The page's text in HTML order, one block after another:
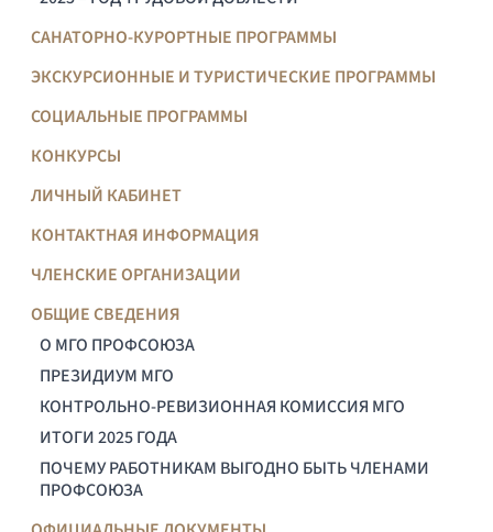
САНАТОРНО-КУРОРТНЫЕ ПРОГРАММЫ
ЭКСКУРСИОННЫЕ И ТУРИСТИЧЕСКИЕ ПРОГРАММЫ
СОЦИАЛЬНЫЕ ПРОГРАММЫ
КОНКУРСЫ
ЛИЧНЫЙ КАБИНЕТ
КОНТАКТНАЯ ИНФОРМАЦИЯ
ЧЛЕНСКИЕ ОРГАНИЗАЦИИ
ОБЩИЕ СВЕДЕНИЯ
О МГО ПРОФСОЮЗА
ПРЕЗИДИУМ МГО
КОНТРОЛЬНО-РЕВИЗИОННАЯ КОМИССИЯ МГО
ИТОГИ 2025 ГОДА
ПОЧЕМУ РАБОТНИКАМ ВЫГОДНО БЫТЬ ЧЛЕНАМИ
ПРОФСОЮЗА